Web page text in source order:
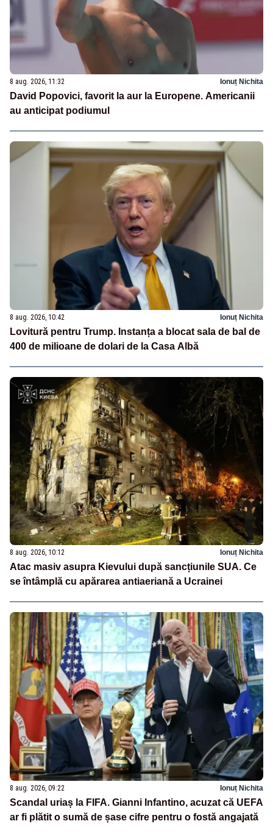
8 aug. 2026, 11:32 Ionuț Nichita
David Popovici, favorit la aur la Europene. Americanii
au anticipat podiumul
8 aug. 2026, 10:42 Ionuț Nichita
Lovitură pentru Trump. Instanța a blocat sala de bal de
400 de milioane de dolari de la Casa Albă
8 aug. 2026, 10:12 Ionuț Nichita
Atac masiv asupra Kievului după sancțiunile SUA. Ce
se întâmplă cu apărarea antiaeriană a Ucrainei
8 aug. 2026, 09:22 Ionuț Nichita
Scandal uriaș la FIFA. Gianni Infantino, acuzat că UEFA
ar fi plătit o sumă de șase cifre pentru o fostă angajată